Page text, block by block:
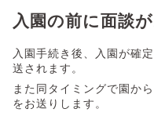
入園の前に面談
入園手続き後、入園が確
送されます。
また同タイミングで園か
をお送りします。